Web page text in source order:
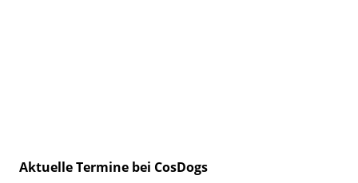
Aktuelle Termine bei CosDogs